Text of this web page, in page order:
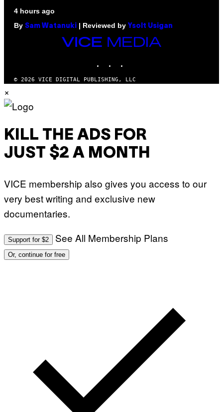
4 hours ago
By Sam Watanuki | Reviewed by Ysolt Usigan
VICE
MEDIA
© 2026 VICE DIGITAL PUBLISHING, LLC
×
KILL THE ADS FOR
JUST $2 A MONTH
VICE membership also gives you access to our
very best writing and exclusive new
documentaries.
Support for $2 See All Membership Plans
Or, continue for free